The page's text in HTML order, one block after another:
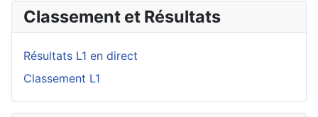
Classement et Résultats
Résultats L1 en direct
Classement L1